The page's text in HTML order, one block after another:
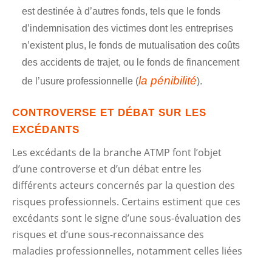
est destinée à d’autres fonds, tels que le fonds
d’indemnisation des victimes dont les entreprises
n’existent plus, le fonds de mutualisation des coûts
des accidents de trajet, ou le fonds de financement
de l’usure professionnelle (lapénibilité).
CONTROVERSE ET DÉBAT SUR LES
EXCÉDANTS
Les excédants de la branche ATMP font l’objet
d’une controverse et d’un débat entre les
différents acteurs concernés par la question des
risques professionnels. Certains estiment que ces
excédants sont le signe d’une sous-évaluation des
risques et d’une sous-reconnaissance des
maladies professionnelles, notamment celles liées